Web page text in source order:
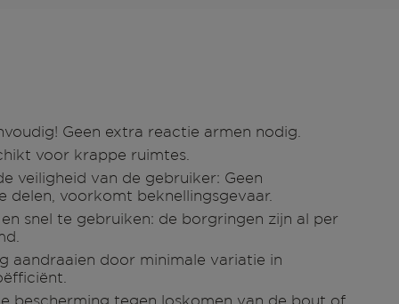
Geen extra reactie armen nodig.
voor krappe ruimtes.
veiligheid van de gebruiker: Geen
delen, voorkomt beknellingsgevaar.
snel te gebruiken: de borgringen zijn al per
aandraaien door minimale variatie in
bescherming tegen loskomen van de bout of